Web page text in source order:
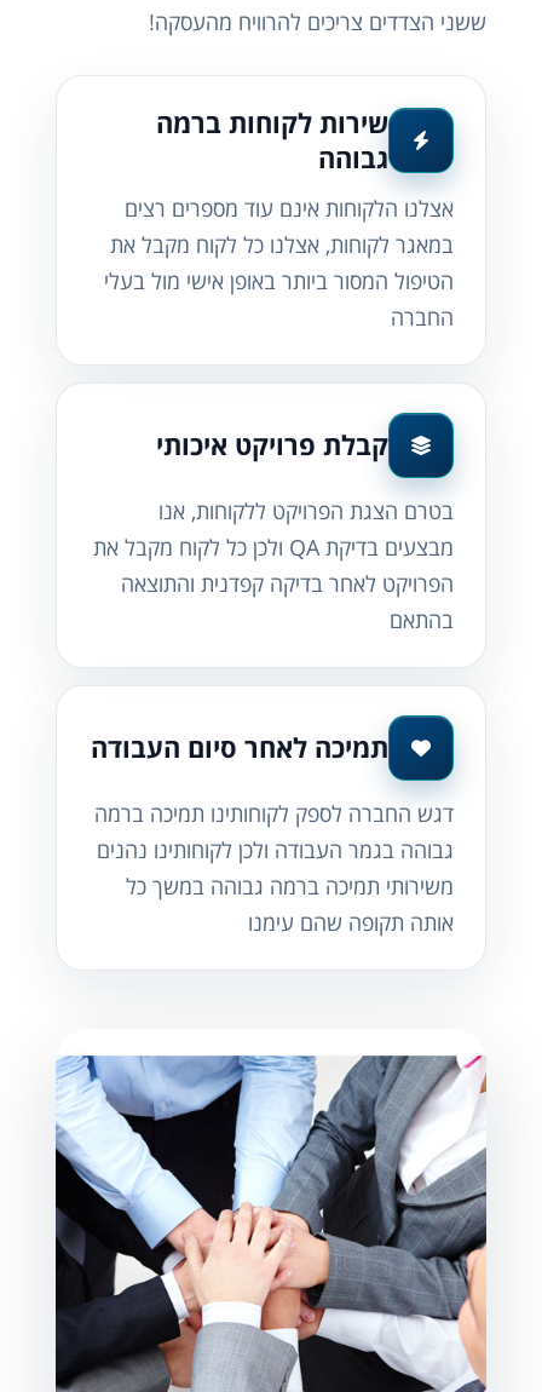
ששני הצדדים צריכים להרוויח מהעסקה!
שירות לקוחות ברמה
גבוהה
אצלנו הלקוחות אינם עוד מספרים רצים
במאגר לקוחות, אצלנו כל לקוח מקבל את
הטיפול המסור ביותר באופן אישי מול בעלי
החברה
קבלת פרויקט איכותי
בטרם הצגת הפרויקט ללקוחות, אנו
מבצעים בדיקת QA ולכן כל לקוח מקבל את
הפרויקט לאחר בדיקה קפדנית והתוצאה
בהתאם
תמיכה לאחר סיום העבודה
דגש החברה לספק לקוחותינו תמיכה ברמה
גבוהה בגמר העבודה ולכן לקוחותינו נהנים
משירותי תמיכה ברמה גבוהה במשך כל
אותה תקופה שהם עימנו